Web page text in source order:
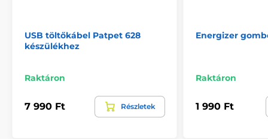
USB töltőkábel Patpet 628
készülékhez
Raktáron
7 990 Ft Részletek
Energizer
Raktáron
1 990 Ft